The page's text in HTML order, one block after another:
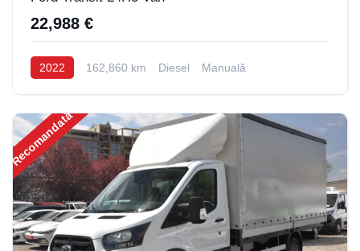
22,988 €
2022 162,860 km Diesel Manuală
Recomandată